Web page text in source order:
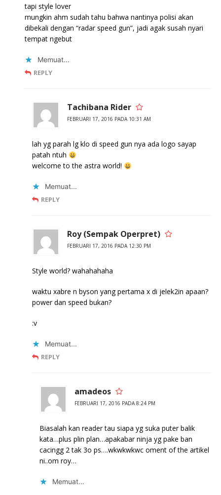
tapi style lover
mungkin ahm sudah tahu bahwa nantinya polisi akan
dibekali dengan “radar speed gun”, jadi agak susah nyari
tempat ngebut
Memuat...
REPLY
Tachibana Rider
FEBRUARI 17, 2016 PADA 10:31 AM
lah yg parah lg klo di speed gun nya ada logo sayap
patah ntuh
welcome to the astra world!
Memuat...
REPLY
Roy (Sempak Operpret)
FEBRUARI 17, 2016 PADA 12:30 PM
Style world? wahahahaha
waktu xabre n byson yang pertama x di jelek2in apaan?
power dan speed bukan?
:v
Memuat...
REPLY
amadeos
FEBRUARI 17, 2016 PADA 8:24 PM
Biasalah kan reader tau siapa yg suka puter balik
kata…plus plin plan…apakabar ninja yg pake ban
cacingg 2 tak 3o ps….wkwkwkwc oment of the artikel
ni..om roy…
Memuat...